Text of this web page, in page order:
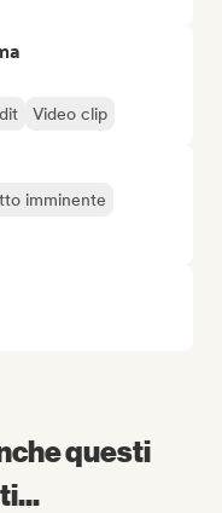
Video clip
imminente
questi